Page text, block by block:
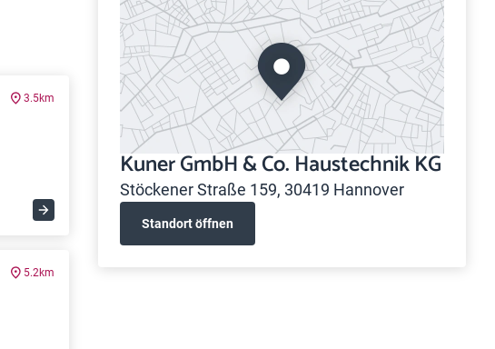
3.5km
5.2km
Kuner GmbH & Co. Haustechnik KG
Stöckener Straße 159, 30419 Hannover
Standort öffnen